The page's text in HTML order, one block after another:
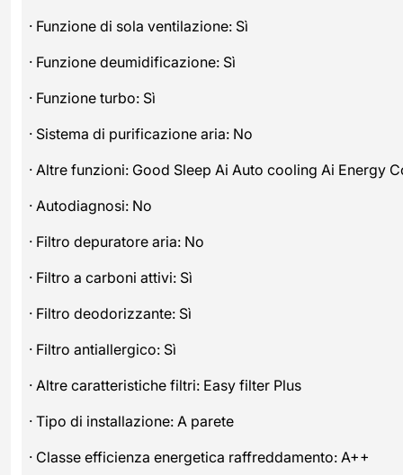
· Funzione di sola ventilazione: Sì
· Funzione deumidificazione: Sì
· Funzione turbo: Sì
· Sistema di purificazione aria: No
· Altre funzioni: Good Sleep Ai Auto cooling Ai Energy
· Autodiagnosi: No
· Filtro depuratore aria: No
· Filtro a carboni attivi: Sì
· Filtro deodorizzante: Sì
· Filtro antiallergico: Sì
· Altre caratteristiche filtri: Easy filter Plus
· Tipo di installazione: A parete
· Classe efficienza energetica raffreddamento: A++